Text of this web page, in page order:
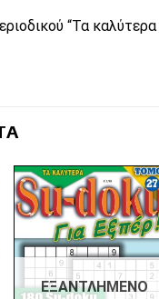
“Τα
Πρόσθήκη
στην
ΕΞΑΝΤΛΗΜΈΝΟ